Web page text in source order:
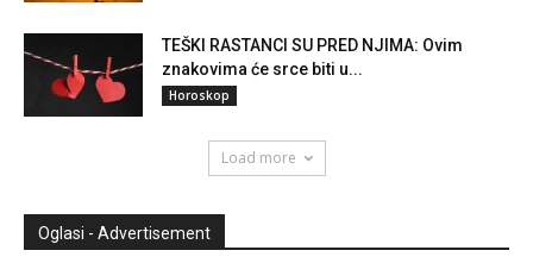
TEŠKI RASTANCI SU PRED NJIMA: Ovim
znakovima će srce biti u...
Horoskop
Load more
Oglasi - Advertisement